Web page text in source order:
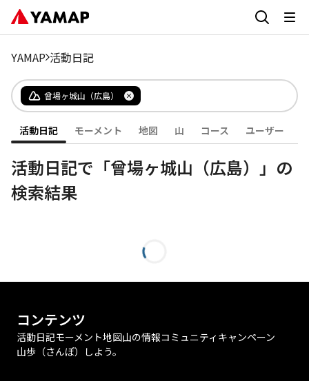
YAMAP 活動日記
曾場ヶ城山（広島）
活動日記 モーメント 地図 山 コース ユーザー
活動日記で「曾場ヶ城山（広島）」の
検索結果
コンテンツ
活動日記モーメント地図山の情報コミュニティ キャンペーン
山歩（さんぽ）しよう。